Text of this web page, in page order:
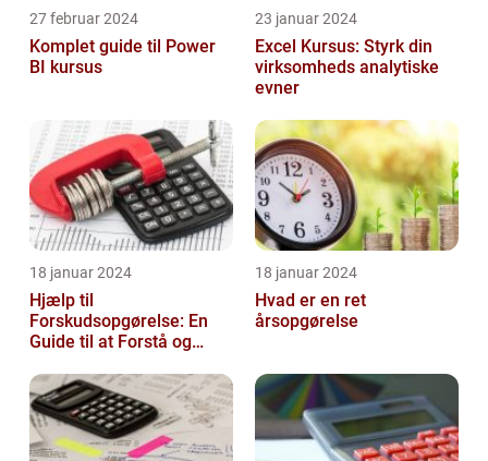
27 februar 2024
Komplet guide til Power
BI kursus
23 januar 2024
Excel Kursus: Styrk din
virksomheds analytiske
evner
18 januar 2024
Hjælp til
Forskudsopgørelse: En
Guide til at Forstå og
18 januar 2024
Hvad er en ret
årsopgørelse